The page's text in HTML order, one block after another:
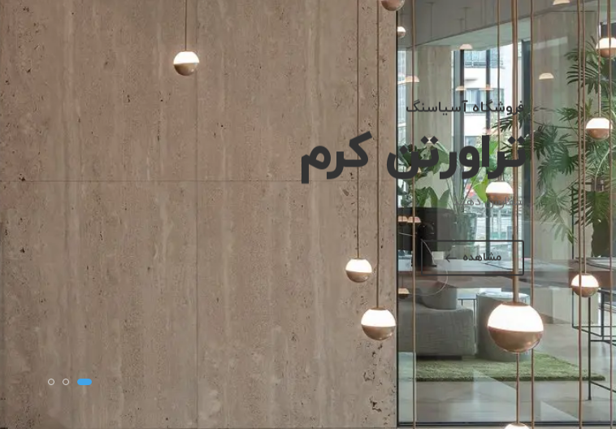
فروشگاه آسیاسنگ
تراورتن کرم
سفارش دهید
مشاهده